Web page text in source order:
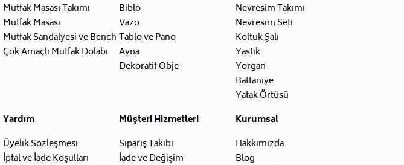
Mutfak Masası Takımı
Mutfak Masası
Mutfak Sandalyesi ve Bench
Çok Amaçlı Mutfak Dolabı
Biblo
Vazo
Tablo ve Pano
Ayna
Dekoratif Obje
Nevresim Takımı
Nevresim Seti
Koltuk Şalı
Yastık
Yorgan
Battaniye
Yatak Örtüsü
Yardım
Üyelik Sözleşmesi
İptal ve İade Koşulları
Müşteri Hizmetleri
Sipariş Takibi
İade ve Değişim
Kurumsal
Hakkımızda
Blog